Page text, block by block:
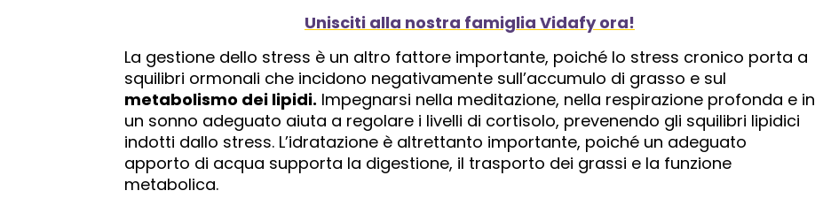
Unisciti alla nostra famiglia Vidafy ora!
La gestione dello stress è un altro fattore importante, poiché lo stress cronico porta a
squilibri ormonali che incidono negativamente sull’accumulo di grasso e sul
metabolismo dei lipidi. Impegnarsi nella meditazione, nella respirazione profonda e in
un sonno adeguato aiuta a regolare i livelli di cortisolo, prevenendo gli squilibri lipidici
indotti dallo stress. L’idratazione è altrettanto importante, poiché un adeguato
apporto di acqua supporta la digestione, il trasporto dei grassi e la funzione
metabolica.